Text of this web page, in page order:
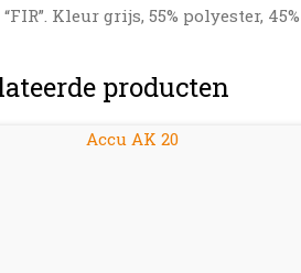
Kleur grijs, 55% polyester,
producten